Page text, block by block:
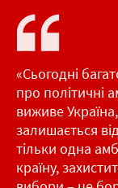
«Сьогодні
про політичні
виживе
залишається
тільки одна
країну,